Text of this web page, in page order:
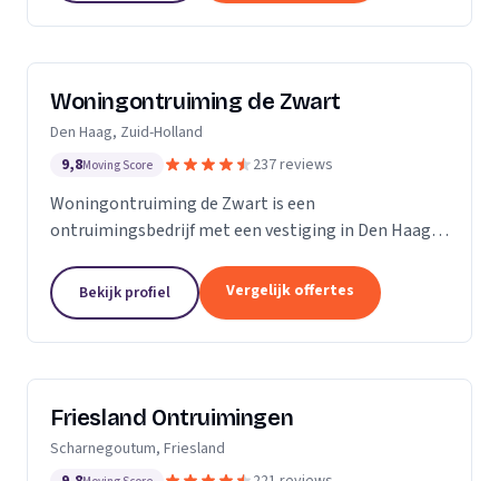
Woningontruiming de Zwart
Den Haag, Zuid-Holland
9,8Moving Score 237 reviews
Woningontruiming de Zwart is een
ontruimingsbedrijf met een vestiging in Den Haag.
Bekijk profiel Vergelijk offertes
Friesland Ontruimingen
Scharnegoutum, Friesland